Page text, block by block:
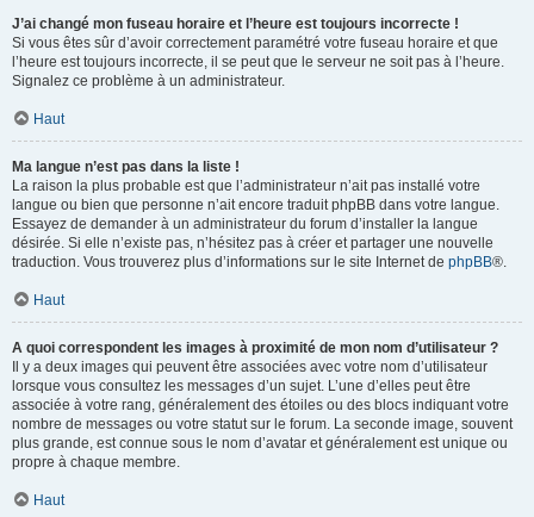
J’ai changé mon fuseau horaire et l’heure est toujours incorrecte !
Si vous êtes sûr d’avoir correctement paramétré votre fuseau horaire et que
l’heure est toujours incorrecte, il se peut que le serveur ne soit pas à l’heure.
Signalez ce problème à un administrateur.
Haut
Ma langue n’est pas dans la liste !
La raison la plus probable est que l’administrateur n’ait pas installé votre
langue ou bien que personne n’ait encore traduit phpBB dans votre langue.
Essayez de demander à un administrateur du forum d’installer la langue
désirée. Si elle n’existe pas, n’hésitez pas à créer et partager une nouvelle
traduction. Vous trouverez plus d’informations sur le site Internet de phpBB®.
Haut
A quoi correspondent les images à proximité de mon nom d’utilisateur ?
Il y a deux images qui peuvent être associées avec votre nom d’utilisateur
lorsque vous consultez les messages d’un sujet. L’une d’elles peut être
associée à votre rang, généralement des étoiles ou des blocs indiquant votre
nombre de messages ou votre statut sur le forum. La seconde image, souvent
plus grande, est connue sous le nom d’avatar et généralement est unique ou
propre à chaque membre.
Haut